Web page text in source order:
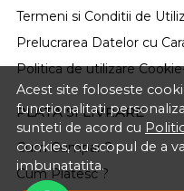
Acest site foloseste
functionalitati
sunteti de acord cu
cookies, cu scopul de a
imbunatatita.
Termeni si Conditii de
Prelucrarea Datelor cu
Politica de utilizare
PLATA SI LIVRARE
Cum Cumpar ?
Cum Platesc ?